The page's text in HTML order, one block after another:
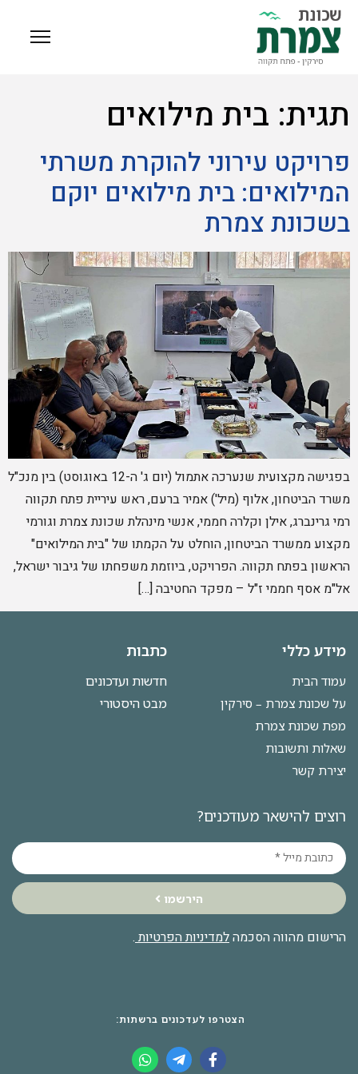
תגית: בית מילואים
פרויקט עירוני להוקרת משרתי
המילואים: בית מילואים יוקם
בשכונת צמרת
בפגישה מקצועית שנערכה אתמול (יום ג' ה-12 באוגוסט) בין מנכ"ל
משרד הביטחון, אלוף (מיל') אמיר ברעם, ראש עיריית פתח תקווה
רמי גרינברג, אילן וקלרה חממי, אנשי מינהלת שכונת צמרת וגורמי
מקצוע ממשרד הביטחון, הוחלט על הקמתו של "בית המילואים"
הראשון בפתח תקווה. הפרויקט, ביוזמת משפחתו של גיבור ישראל,
אל"מ אסף חממי ז"ל – מפקד החטיבה […]
מידע כללי
עמוד הבית
על שכונת צמרת – סירקין
מפת שכונת צמרת
שאלות ותשובות
יצירת קשר
כתבות
חדשות ועדכונים
מבט היסטורי
רוצים להישאר מעודכנים?
הירשמו
הרישום מהווה הסכמהלמדיניות הפרטיות.
הצטרפו לעדכונים ברשתות: